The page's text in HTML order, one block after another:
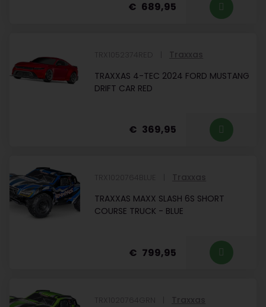
689,95
TRX1052374RED
Traxxas
TRAXXAS 4-TEC 2024 FORD MUSTANG
DRIFT CAR RED
369,95
TRX1020764BLUE
Traxxas
TRAXXAS MAXX SLASH 6S SHORT
COURSE TRUCK - BLUE
799,95
TRX1020764GRN
Traxxas